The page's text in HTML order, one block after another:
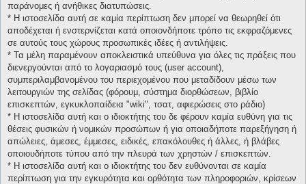
παράνομες ή ανήθικες διατυπώσεις.
* H ιστοσελίδα αυτή σε καμία περίπτωση δεν μπορεί να θεωρηθεί ότι
αποδέχεται ή ενστερνίζεται κατά οποιονδήποτε τρόπο τις εκφραζόμενες
σε αυτούς τους χώρους προσωπικές ιδέες ή αντιλήψεις.
* Τα μέλη παραμένουν αποκλειστικά υπεύθυνα για όλες τις πράξεις που
διενεργούνται από το λογαριασμό τους (user account),
συμπεριλαμβανομένου του περιεχομένου που μεταδίδουν μέσω των
λειτουργιών της σελίδας (φόρουμ, σύστημα διορθώσεων, βιβλίο
επισκεπτών, εγκυκλοπαίδεια "wiki", τσατ, αφιερώσεις στο ράδιο)
* H ιστοσελίδα αυτή και ο ιδιοκτήτης του δε φέρουν καμία ευθύνη για τις
θέσεις φυσικών ή νομικών προσώπων ή για οποιαδήποτε παρεξήγηση ή
απώλειες, άμεσες, έμμεσες, ειδικές, επακόλουθες ή άλλες, ή βλάβες
οποιουδήποτε τύπου από την πλευρά των χρηστών / επισκεπτών.
* H ιστοσελίδα αυτή και ο ιδιοκτήτης του δεν ευθύνονται σε καμία
περίπτωση για την εγκυρότητα και ορθότητα των πληροφοριών, κρίσεων